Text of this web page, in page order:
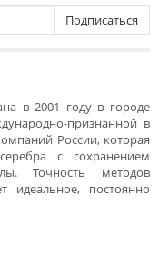
Подписаться
в 2001 году в городе
признанной в
России, которая
с сохранением
Точность методов
идеальное, постоянно